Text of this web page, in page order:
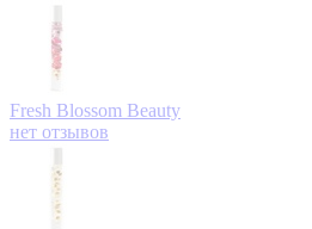
Fresh Blossom Beauty
нет отзывов